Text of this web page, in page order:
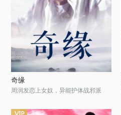
奇缘
周润发恋上女奴，异能护体战邪派